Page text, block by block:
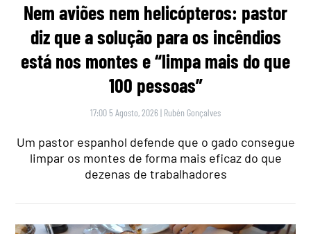
Nem aviões nem helicópteros: pastor
diz que a solução para os incêndios
está nos montes e “limpa mais do que
100 pessoas”
17:00 5 Agosto, 2026 | Rubén Gonçalves
Um pastor espanhol defende que o gado consegue
limpar os montes de forma mais eficaz do que
dezenas de trabalhadores